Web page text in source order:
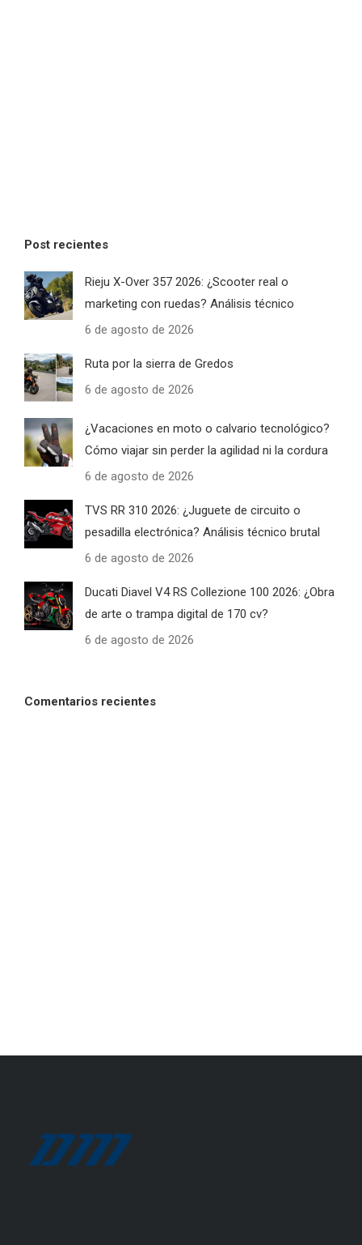
Post recientes
Rieju X-Over 357 2026: ¿Scooter real o
marketing con ruedas? Análisis técnico
6 de agosto de 2026
Ruta por la sierra de Gredos
6 de agosto de 2026
¿Vacaciones en moto o calvario tecnológico?
Cómo viajar sin perder la agilidad ni la cordura
6 de agosto de 2026
TVS RR 310 2026: ¿Juguete de circuito o
pesadilla electrónica? Análisis técnico brutal
6 de agosto de 2026
Ducati Diavel V4 RS Collezione 100 2026: ¿Obra
de arte o trampa digital de 170 cv?
6 de agosto de 2026
Comentarios recientes